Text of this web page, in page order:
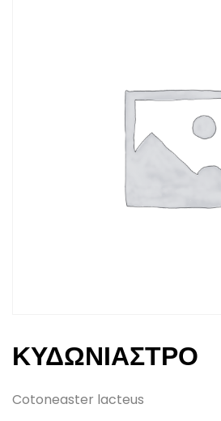
ΚΥΔΩΝΙΑΣΤΡΟ
Cotoneaster lacteus